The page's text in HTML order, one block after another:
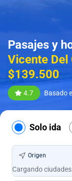
Pasajes y
Vicente Del
$139.500
4.7 Basado
Solo ida
Origen